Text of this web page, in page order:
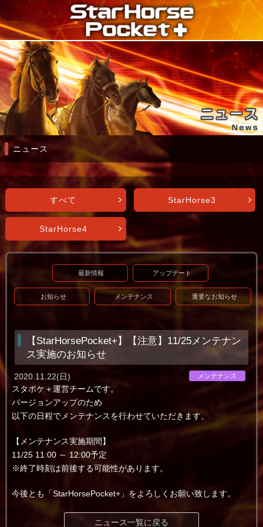
ニュース
すべて StarHorse3
StarHorse4
最新情報 アップデート
お知らせ メンテナンス 重要なお知らせ
【StarHorsePocket+】【注意】11/25メンテナン
ス実施のお知らせ
メンテナンス
2020.11.22(日)
スタポケ＋運営チームです。
バージョンアップのため
以下の日程でメンテナンスを行わせていただきます。
【メンテナンス実施期間】
11/25 11:00 ～ 12:00予定
※終了時刻は前後する可能性があります。
今後とも「StarHorsePocket+」をよろしくお願い致します。
ニュース一覧に戻る